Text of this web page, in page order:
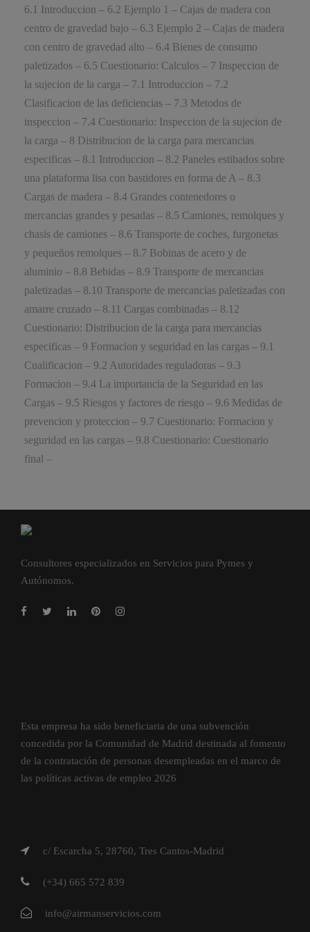
6.1 Introduccion – 6.2 Ejemplo 1 – Cajas de madera con
centro de gravedad bajo – 6.3 Ejemplo 2 – Cajas de madera
con centro de gravedad alto – 6.4 Bienes de consumo
paletizados – 6.5 Cuestionario: Calculos – 7 Inspeccion de
la sujecion de la carga – 7.1 Introduccion – 7.2
Clasificacion de las deficiencias – 7.3 Metodos de
inspeccion – 7.4 Cuestionario: Inspeccion de la sujecion de
la carga – 8 Distribucion de la carga para mercancias
especificas – 8.1 Introduccion – 8.2 Paneles estibados sobre
una plataforma lisa con bastidores en forma de A – 8.3
Cargas de madera – 8.4 Grandes contenedores o
mercancias grandes y pesadas – 8.5 Camiones, remolques y
chasis de camiones – 8.6 Transporte de coches, furgonetas
y pequeños remolques – 8.7 Bobinas de acero y de
aluminio – 8.8 Bebidas – 8.9 Transporte de mercancias
paletizadas – 8.10 Transporte de mercancias paletizadas con
amarre cruzado – 8.11 Cargas combinadas – 8.12
Cuestionario: Distribucion de la carga para mercancias
especificas – 9 Formacion y seguridad en las cargas – 9.1
Cualificacion – 9.2 Autoridades reguladoras – 9.3
Formacion – 9.4 La importancia de la Seguridad en las
Cargas – 9.5 Riesgos y factores de riesgo – 9.6 Medidas de
prevencion y proteccion – 9.7 Cuestionario: Formacion y
seguridad en las cargas – 9.8 Cuestionario: Cuestionario
final –
Consultores especializados en Servicios para Pymes y
Autónomos.
Esta empresa ha sido beneficiaria de una subvención
concedida por la Comunidad de Madrid destinada al fomento
de la contratación de personas desempleadas en el marco de
las políticas activas de empleo 2026
c/ Escarcha 5, 28760, Tres Cantos-Madrid
(+34) 665 572 839
info@airmanservicios.com